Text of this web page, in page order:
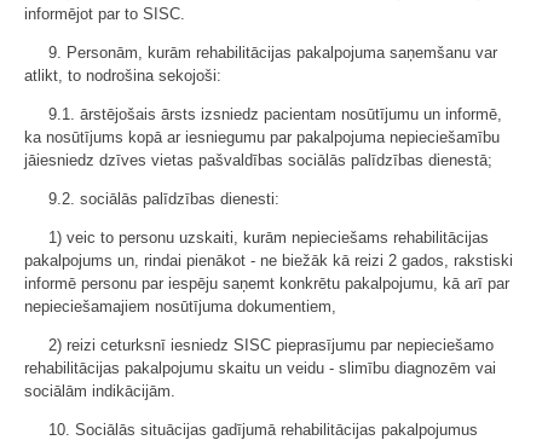
informējot par to SISC.
9. Personām, kurām rehabilitācijas pakalpojuma saņemšanu var
atlikt, to nodrošina sekojoši:
9.1. ārstējošais ārsts izsniedz pacientam nosūtījumu un informē,
ka nosūtījums kopā ar iesniegumu par pakalpojuma nepieciešamību
jāiesniedz dzīves vietas pašvaldības sociālās palīdzības dienestā;
9.2. sociālās palīdzības dienesti:
1) veic to personu uzskaiti, kurām nepieciešams rehabilitācijas
pakalpojums un, rindai pienākot - ne biežāk kā reizi 2 gados, rakstiski
informē personu par iespēju saņemt konkrētu pakalpojumu, kā arī par
nepieciešamajiem nosūtījuma dokumentiem,
2) reizi ceturksnī iesniedz SISC pieprasījumu par nepieciešamo
rehabilitācijas pakalpojumu skaitu un veidu - slimību diagnozēm vai
sociālām indikācijām.
10. Sociālās situācijas gadījumā rehabilitācijas pakalpojumus